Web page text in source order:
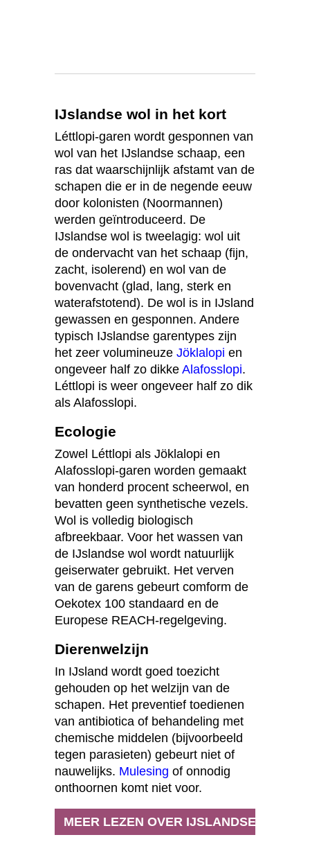
IJslandse wol in het kort
Léttlopi-garen wordt gesponnen van
wol van het IJslandse schaap, een
ras dat waarschijnlijk afstamt van de
schapen die er in de negende eeuw
door kolonisten (Noormannen)
werden geïntroduceerd. De
IJslandse wol is tweelagig: wol uit
de ondervacht van het schaap (fijn,
zacht, isolerend) en wol van de
bovenvacht (glad, lang, sterk en
waterafstotend). De wol is in IJsland
gewassen en gesponnen. Andere
typisch IJslandse garentypes zijn
het zeer volumineuze Jöklalopi en
ongeveer half zo dikke Alafosslopi.
Léttlopi is weer ongeveer half zo dik
als Alafosslopi.
Ecologie
Zowel Léttlopi als Jöklalopi en
Alafosslopi-garen worden gemaakt
van honderd procent scheerwol, en
bevatten geen synthetische vezels.
Wol is volledig biologisch
afbreekbaar. Voor het wassen van
de IJslandse wol wordt natuurlijk
geiserwater gebruikt. Het verven
van de garens gebeurt comform de
Oekotex 100 standaard en de
Europese REACH-regelgeving.
Dierenwelzijn
In IJsland wordt goed toezicht
gehouden op het welzijn van de
schapen. Het preventief toedienen
van antibiotica of behandeling met
chemische middelen (bijvoorbeeld
tegen parasieten) gebeurt niet of
nauwelijks. Mulesing of onnodig
onthoornen komt niet voor.
MEER LEZEN OVER IJSLANDSE WOL